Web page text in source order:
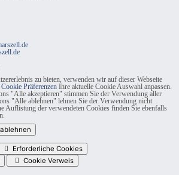
zu bieten, verwenden wir auf dieser Webseite
Cookie PräferenzenIhre aktuelle Cookie Auswahl anpassen.
"Alle akzeptieren" stimmen Sie der Verwendung aller
"Alle ablehnen" lehnen Sie der Verwendung nicht
Auflistung der verwendeten Cookies finden Sie ebenfalls
Erforderliche Cookies
Cookie Verweis